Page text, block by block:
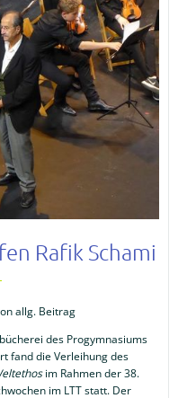
Rafik Schami
allg. Beitrag
des Progymnasiums
fand die Verleihung des
im Rahmen der 38.
im LTT statt. Der